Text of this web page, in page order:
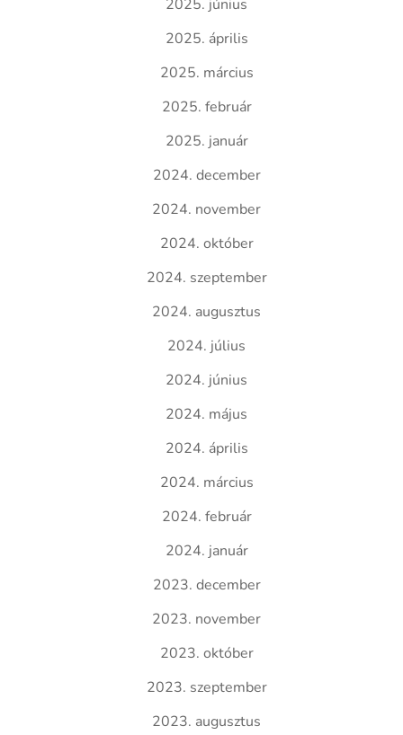
2025. június
2025. április
2025. március
2025. február
2025. január
2024. december
2024. november
2024. október
2024. szeptember
2024. augusztus
2024. július
2024. június
2024. május
2024. április
2024. március
2024. február
2024. január
2023. december
2023. november
2023. október
2023. szeptember
2023. augusztus